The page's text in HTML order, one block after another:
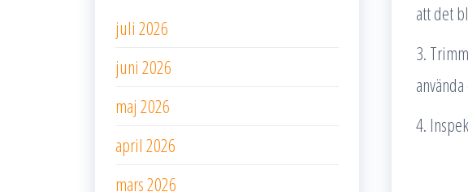
att det
3.
4.
juli 2026
juni 2026
maj 2026
april 2026
mars 2026